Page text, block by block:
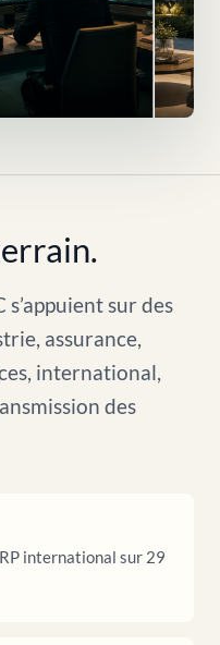
sur des
assurance,
international,
des
international sur 29